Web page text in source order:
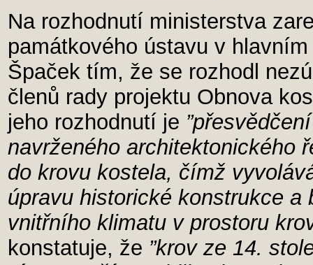
Na rozhodnutí ministerstva
památkového ústavu v
Špaček tím, že se rozhodl
členů rady projektu Obnova
jeho rozhodnutí je
navrženého architektonického
do krovu kostela, čímž
úpravu historické konstrukce a
vnitřního klimatu v prostoru
konstatuje, že ”krov ze 14.